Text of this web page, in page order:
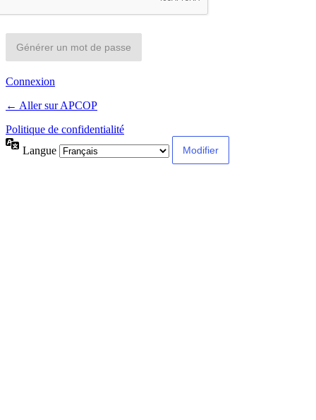
Connexion
← Aller sur APCOP
Politique de confidentialité
Langue